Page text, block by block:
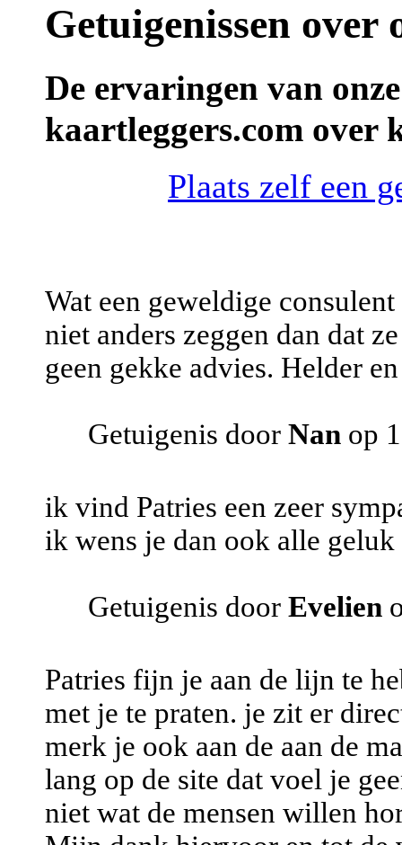
Getuigenissen over
De ervaringen van
kaartleggers.com over
Plaats zelf een
Wat een geweldige
niet anders zeggen dan dat
geen gekke advies. Helder
Getuigenis door Nan op
ik vind Patries een zeer
ik wens je dan ook alle geluk
Getuigenis door Evelien
Patries fijn je aan de lijn te
met je te praten. je zit er
merk je ook aan de aan de
lang op de site dat voel je
niet wat de mensen willen